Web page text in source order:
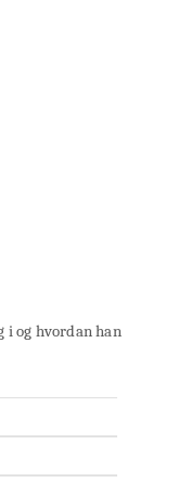
i og hvordan han